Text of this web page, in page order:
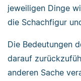
jeweiligen Dinge
die Schachfigur
Die Bedeutungen
darauf
anderen Sache